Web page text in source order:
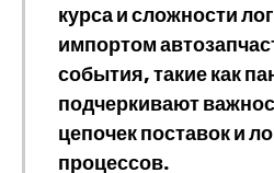
курса и сложности
импортом
события, такие как
подчеркивают
цепочек поставок и
процессов.